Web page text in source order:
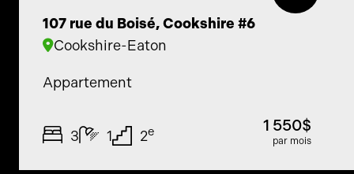
107 rue du Boisé, Cookshire #6
Cookshire-Eaton
Appartement
3 1 2e 1 550$
par mois